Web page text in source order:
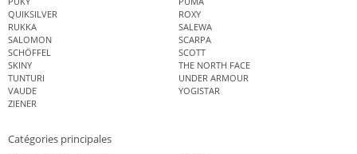
QUIKSILVER
ROXY
RUKKA
SALEWA
SALOMON
SCARPA
SCHÖFFEL
SCOTT
SKINY
THE NORTH FACE
TUNTURI
UNDER ARMOUR
VAUDE
YOGISTAR
ZIENER
Catégories principales